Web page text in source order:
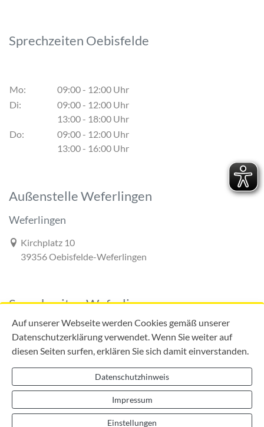
Auf unserer Webseite werden Cookies gemäß unserer
Datenschutzerklärung verwendet. Wenn Sie weiter auf
diesen Seiten surfen, erklären Sie sich damit einverstanden.
Datenschutzhinweis
Impressum
Einstellungen
Sprechzeiten Oebisfelde
Mo:
09:00 - 12:00 Uhr
Di:
09:00 - 12:00 Uhr
13:00 - 18:00 Uhr
Do:
09:00 - 12:00 Uhr
13:00 - 16:00 Uhr
Außenstelle Weferlingen
Weferlingen
Link zur Google-Maps Navigation
Kirchplatz 10
39356 Oebisfelde-Weferlingen
Sprechzeiten Weferlingen
Mo:
09:00 - 12:00 Uhr
Di:
09:00 - 12:00 Uhr
13:00 - 18:00 Uhr
09:00 - 12:00 Uhr
13:00 - 16:00 Uhr